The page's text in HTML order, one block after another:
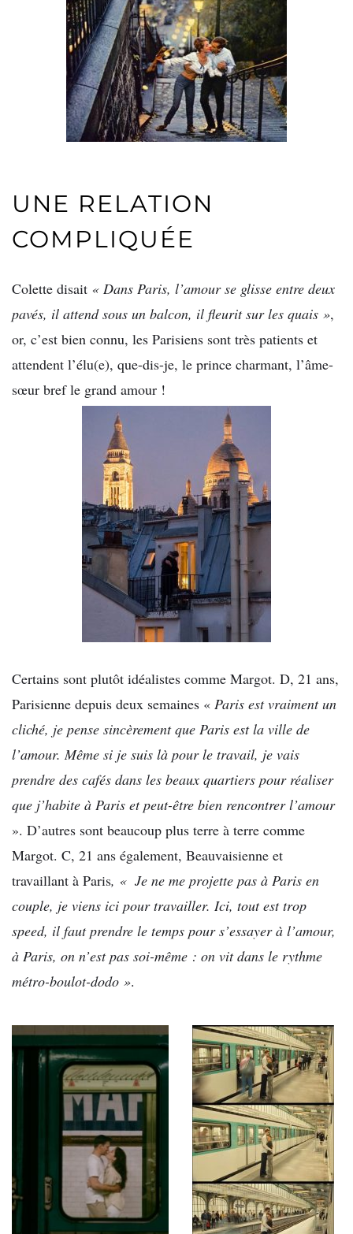
UNE RELATION
COMPLIQUÉE
Colette disait « Dans Paris, l’amour se glisse entre deux
pavés, il attend sous un balcon, il fleurit sur les quais »,
or, c’est bien connu, les Parisiens sont très patients et
attendent l’élu(e), que-dis-je, le prince charmant, l’âme-
sœur bref le grand amour !
Certains sont plutôt idéalistes comme Margot. D, 21 ans,
Parisienne depuis deux semaines « Paris est vraiment un
cliché, je pense sincèrement que Paris est la ville de
l’amour. Même si je suis là pour le travail, je vais
prendre des cafés dans les beaux quartiers pour réaliser
que j’habite à Paris et peut-être bien rencontrer l’amour
». D’autres sont beaucoup plus terre à terre comme
Margot. C, 21 ans également, Beauvaisienne et
travaillant à Paris, « Je ne me projette pas à Paris en
couple, je viens ici pour travailler. Ici, tout est trop
speed, il faut prendre le temps pour s’essayer à l’amour,
à Paris, on n’est pas soi-même : on vit dans le rythme
métro-boulot-dodo ».